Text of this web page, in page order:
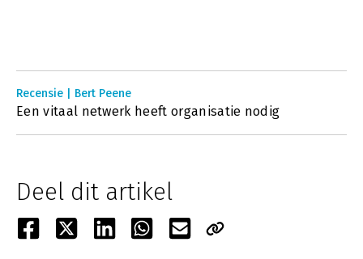
Recensie | Bert Peene
Een vitaal netwerk heeft organisatie nodig
Deel dit artikel